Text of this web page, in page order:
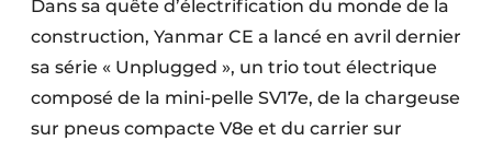
Dans sa quête d’électrification du monde de la
construction, Yanmar CE a lancé en avril dernier
sa série « Unplugged », un trio tout électrique
composé de la mini-pelle SV17e, de la chargeuse
sur pneus compacte V8e et du carrier sur